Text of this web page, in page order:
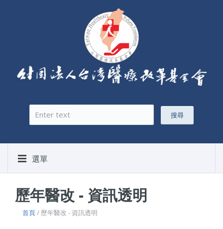
搜尋表單
搜尋
選單
歷年醫改 - 資訊透明
首頁/ 歷年醫改 - 資訊透明